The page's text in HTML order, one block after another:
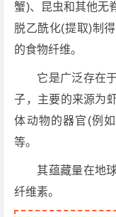
蟹)、昆虫和其他无
脱乙酰化(提取)制
的食物纤维。
它是广泛存在
子，主要的来源为
体动物的器官(例
等。
其蕴藏量在地
纤维素。